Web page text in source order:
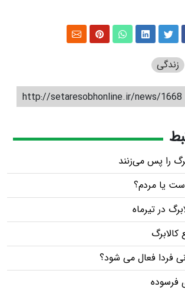
زندگی
http://setaresobhonline.ir/news/1668
را پس می‌زنند
یا مردم؟
در تیرماه
کالابرگ
فردا فعال می شود؟
فرسوده